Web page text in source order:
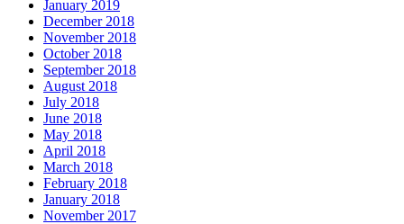
January 2019
December 2018
November 2018
October 2018
September 2018
August 2018
July 2018
June 2018
May 2018
April 2018
March 2018
February 2018
January 2018
November 2017